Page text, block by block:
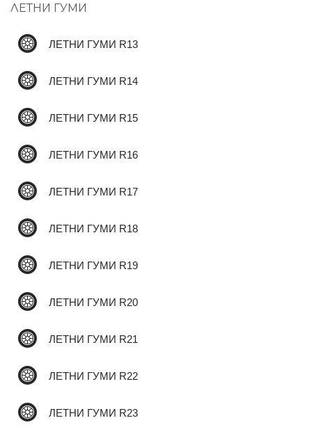
ЛЕТНИ ГУМИ
ЛЕТНИ ГУМИ R13
ЛЕТНИ ГУМИ R14
ЛЕТНИ ГУМИ R15
ЛЕТНИ ГУМИ R16
ЛЕТНИ ГУМИ R17
ЛЕТНИ ГУМИ R18
ЛЕТНИ ГУМИ R19
ЛЕТНИ ГУМИ R20
ЛЕТНИ ГУМИ R21
ЛЕТНИ ГУМИ R22
ЛЕТНИ ГУМИ R23